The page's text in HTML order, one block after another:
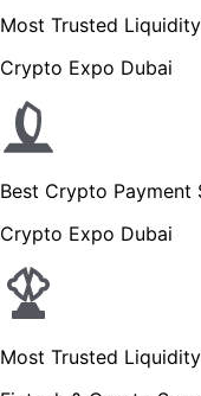
Most Trusted
Crypto Expo Dubai
Best Crypto Payment
Crypto Expo Dubai
Most Trusted